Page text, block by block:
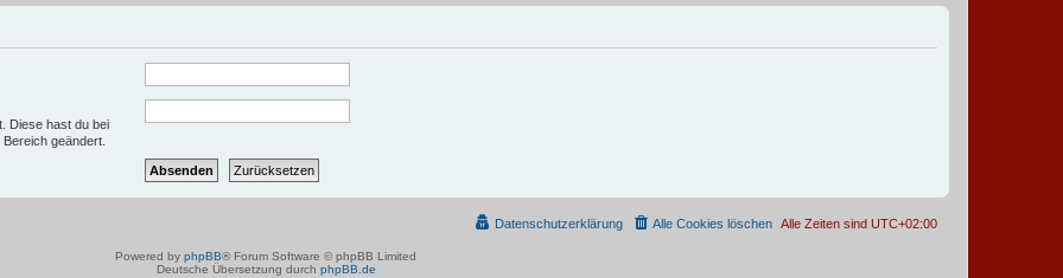
Diese hast du bei
geändert.
Alle Zeiten sind UTC+02:00
Alle Cookies löschen
Datenschutzerklärung
Powered by phpBB® Forum Software © phpBB Limited
Deutsche Übersetzung durch phpBB.de